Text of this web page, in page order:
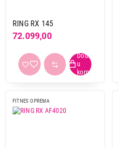
RING RX 145
72.099,00
FITNES OPREMA